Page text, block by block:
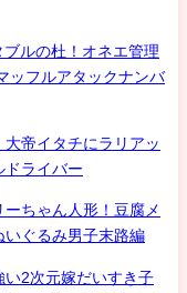
ルの杜！オネエ管理
ッフルアタックナンバ
帝イタチにラリアッ
ドライバー
ちゃん人形！豆腐メ
いぐるみ男子末路編
い2次元嫁だいすき子